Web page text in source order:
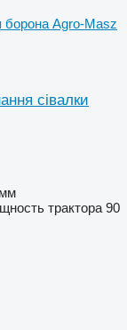
борона Agro-Masz
сівалки
трактора 90